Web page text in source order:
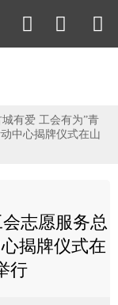
  
城有爱 工会有为”青
中心揭牌仪式在山
志愿服务总
揭牌仪式在
行